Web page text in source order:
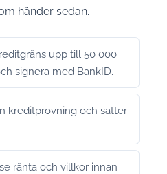
händer sedan.
upp till 50 000
signera med BankID.
kreditprövning och sätter
ränta och villkor innan